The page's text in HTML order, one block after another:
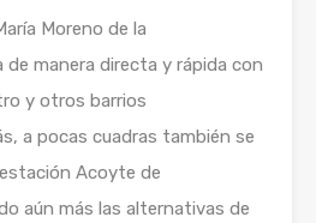
Moreno de la
de manera directa y rápida con
y otros barrios
a pocas cuadras también se
Acoyte de
aún más las alternativas de